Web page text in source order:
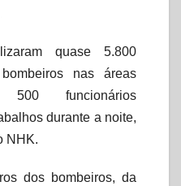
quase 5.800
nas áreas
500 funcionários
durante a noite,
NHK.
dos bombeiros, da